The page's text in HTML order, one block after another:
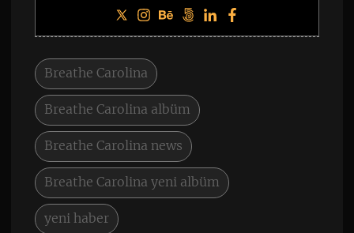
Breathe Carolina
Breathe Carolina albüm
Breathe Carolina news
Breathe Carolina yeni albüm
yeni haber